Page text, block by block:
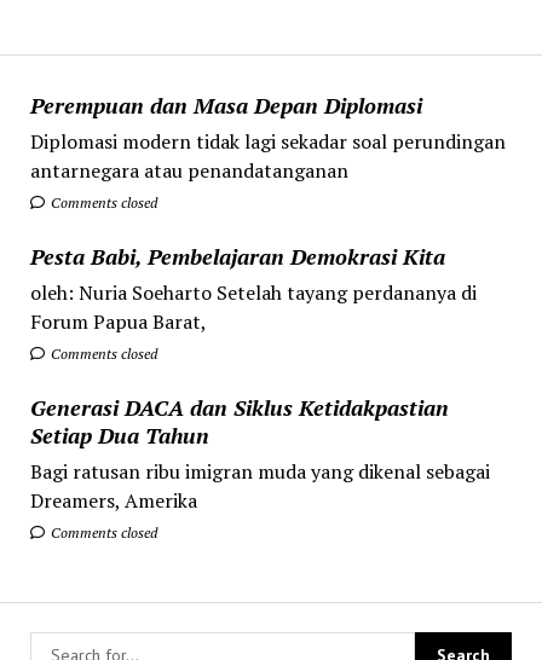
Perempuan dan Masa Depan Diplomasi
Diplomasi modern tidak lagi sekadar soal perundingan
antarnegara atau penandatanganan
Comments closed
Pesta Babi, Pembelajaran Demokrasi Kita
oleh: Nuria Soeharto Setelah tayang perdananya di
Forum Papua Barat,
Comments closed
Generasi DACA dan Siklus Ketidakpastian
Setiap Dua Tahun
Bagi ratusan ribu imigran muda yang dikenal sebagai
Dreamers, Amerika
Comments closed